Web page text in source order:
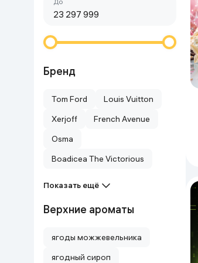
Спортивные товары
Детские товары
Строительство и ремонт
Ювелирные изделия
Бренд
Tom Ford
Louis Vuitton
Xerjoff
French Avenue
Osma
Boadicea The Victorious
Показать ещё
Верхние ароматы
ягоды можжевельника
ягодный сироп